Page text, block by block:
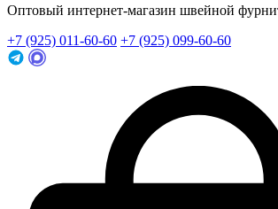
Оптовый интернет-магазин швейной
+7 (925) 011-60-60 +7 (925) 099-60-60